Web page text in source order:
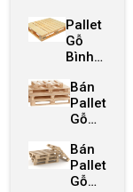
Dương giá rẻ.
Với kinh
nghiệm và
chuyên môn,
chúng tôi tự
hào là đối tác
bạn. Liên hệ
tư vấn ngay!
Pallet
Gỗ
Bình
Bán
Pallet
Gỗ
Rẻ
Quận
1
Bán
Pallet
Gỗ